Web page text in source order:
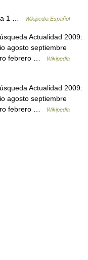
1 … Wikipedia Español
Actualidad 2009:
agosto septiembre
febrero …
Wikipedia
Actualidad 2009:
agosto septiembre
febrero …
Wikipedia